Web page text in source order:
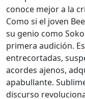
conoce mejor a la
Como si el joven
su genio como
primera audición.
entrecortadas,
acordes ajenos,
apabullante.
discurso